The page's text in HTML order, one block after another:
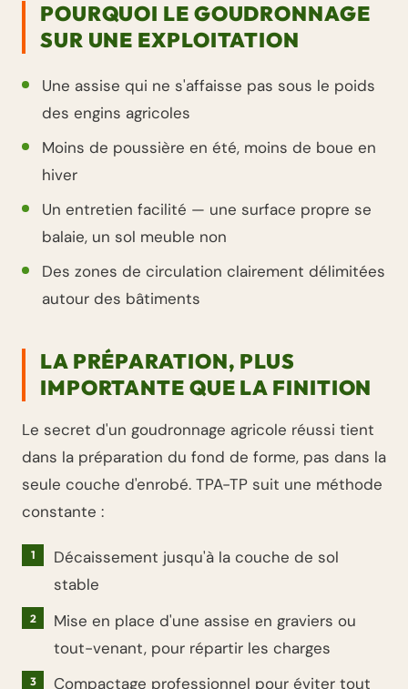
POURQUOI LE GOUDRONNAGE
SUR UNE EXPLOITATION
Une assise qui ne s'affaisse pas sous le poids
des engins agricoles
Moins de poussière en été, moins de boue en
hiver
Un entretien facilité — une surface propre se
balaie, un sol meuble non
Des zones de circulation clairement délimitées
autour des bâtiments
LA PRÉPARATION, PLUS
IMPORTANTE QUE LA FINITION
Le secret d'un goudronnage agricole réussi tient
dans la préparation du fond de forme, pas dans la
seule couche d'enrobé. TPA-TP suit une méthode
constante :
Décaissement jusqu'à la couche de sol
stable
Mise en place d'une assise en graviers ou
tout-venant, pour répartir les charges
Compactage professionnel pour éviter tout